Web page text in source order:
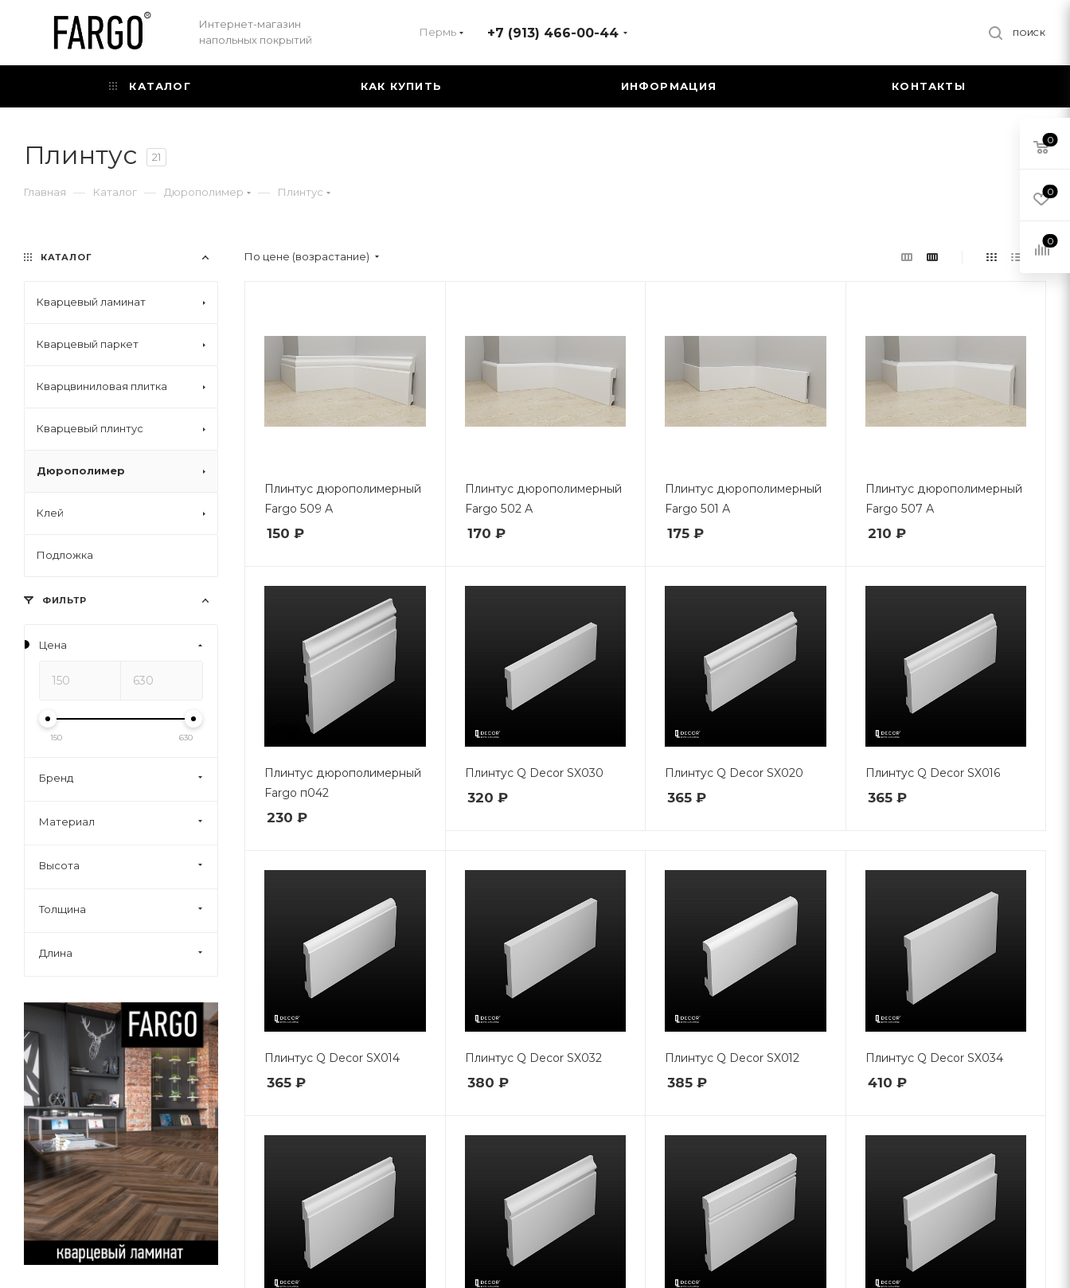
Интернет-магазин
напольных покрытий
Пермь +7 (913) 466-00-44 ПОИСК
КАТАЛОГ КАК КУПИТЬ ИНФОРМАЦИЯ КОНТАКТЫ
Плинтус 21
Главная — Каталог — Дюрополимер — Плинтус
По цене (возрастание)
Плинтус дюрополимерный
Fargo 509 А
150 ₽
Плинтус дюрополимерный
Fargo 502 А
170 ₽
Плинтус дюрополимерный
Fargo 501 А
175 ₽
Плинтус дюрополимерный
Fargo 507 А
210 ₽
Плинтус дюрополимерный
Fargo п042
230 ₽
Плинтус Q Decor SX030
320 ₽
Плинтус Q Decor SX020
365 ₽
Плинтус Q Decor SX016
365 ₽
Плинтус Q Decor SX014
365 ₽
Плинтус Q Decor SX032
380 ₽
Плинтус Q Decor SX012
385 ₽
Плинтус Q Decor SX034
410 ₽
КАТАЛОГ
Кварцевый ламинат
Кварцевый паркет
Кварцвиниловая плитка
Кварцевый плинтус
Дюрополимер
Клей
Подложка
ФИЛЬТР
Цена
150 630
Бренд
Материал
Высота
Толщина
Длина
0
0
0